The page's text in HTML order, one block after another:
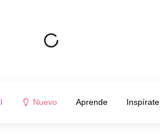
Nuevo Aprende Inspírate